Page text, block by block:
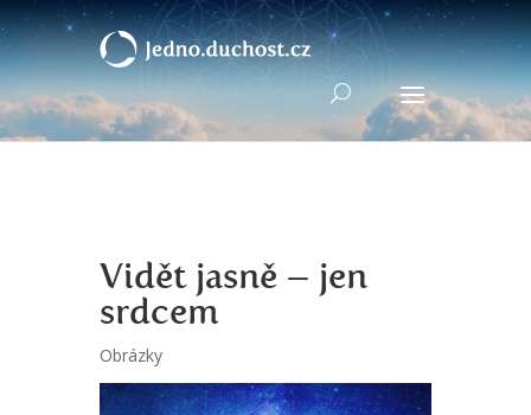
Vidět jasně – jen
srdcem
Obrázky